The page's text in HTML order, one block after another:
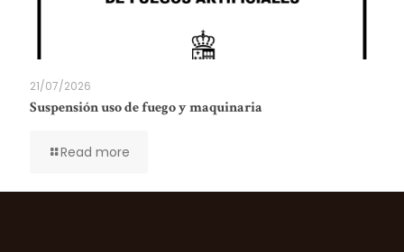
21/07/2026
Suspensión uso de fuego y maquinaria
Read more